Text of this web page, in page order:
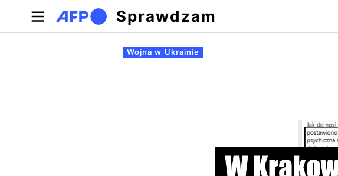
Sprawdzam
Zakładki podstawowe
Wojna w Ukrainie